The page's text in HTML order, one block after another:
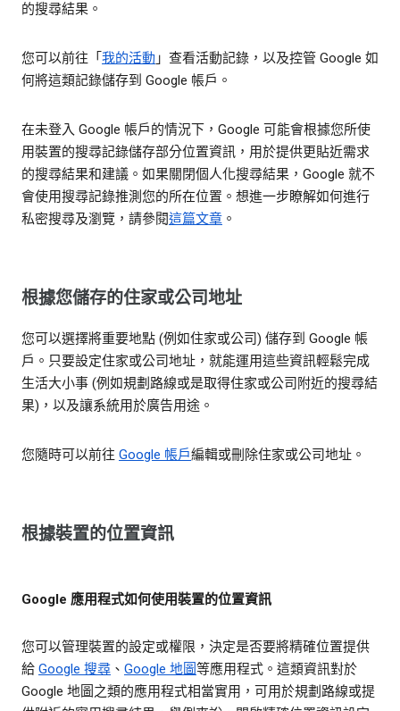
的搜尋結果。
您可以前往「 我的活動 」查看活動記錄，以及控管 Google 如
何將這類記錄儲存到 Google 帳戶。
在未登入 Google 帳戶的情況下，Google 可能會根據您所使
用裝置的搜尋記錄儲存部分位置資訊，用於提供更貼近需求
的搜尋結果和建議。如果關閉個人化搜尋結果，Google 就不
會使用搜尋記錄推測您的所在位置。想進一步瞭解如何進行
私密搜尋及瀏覽，請參閱這篇文章 。
根據您儲存的住家或公司地址
您可以選擇將重要地點 (例如住家或公司) 儲存到 Google 帳
戶。只要設定住家或公司地址，就能運用這些資訊輕鬆完成
生活大小事 (例如規劃路線或是取得住家或公司附近的搜尋結
果)，以及讓系統用於廣告用途。
您隨時可以前往 Google 帳戶編輯或刪除住家或公司地址。
根據裝置的位置資訊
Google 應用程式如何使用裝置的位置資訊
您可以管理裝置的設定或權限，決定是否要將精確位置提供
給 Google 搜尋 、 Google 地圖等應用程式。這類資訊對於
Google 地圖之類的應用程式相當實用，可用於規劃路線或提